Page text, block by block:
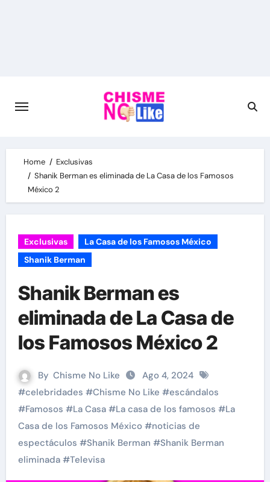
Home
Exclusivas
Shanik Berman es eliminada de La Casa de los Famosos
México 2
Exclusivas
La Casa de los Famosos México
Shanik Berman
Shanik Berman es
eliminada de La Casa de
los Famosos México 2
By Chisme No Like
Ago 4, 2024
#celebridades #Chisme No Like #escándalos
#Famosos #La Casa#La casa de los famosos #La
Casa de los Famosos México#noticias de
espectáculos #Shanik Berman #Shanik Berman
eliminada#Televisa